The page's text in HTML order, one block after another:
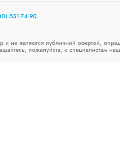
551-74-90.
не являются публичной офертой,
пожалуйста, к специалистам